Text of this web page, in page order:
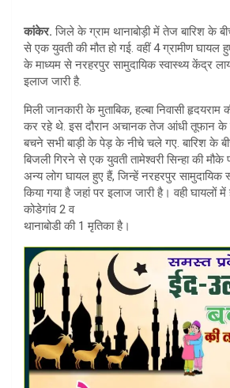
at
s
A
p
p
e
कांकेर. जिले के ग्राम थानाबोड़ी में तेज बारिश के
से एक युवती की मौत हो गई. वहीं 4 ग्रामीण घायल
के माध्यम से नरहरपुर सामुदायिक स्वास्थ्य केंद्र
इलाज जारी है.
मिली जानकारी के मुताबिक, हल्बा निवासी हृदयराम
कर रहे थे. इस दौरान अचानक तेज आंधी तूफान के
बचने सभी बाड़ी के पेड़ के नीचे चले गए. बारिश के
बिजली गिरने से एक युवती तामेश्वरी सिन्हा की मौके
अन्य लोग घायल हुए हैं, जिन्हें नरहरपुर सामुदायिक
किया गया है जहां पर इलाज जारी है। वही घायलों
कोडेगांव 2 व
थानाबोडी की 1 मृतिका है।